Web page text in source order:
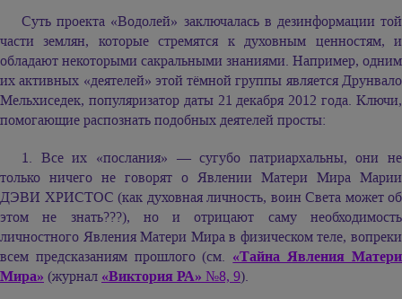
Суть проекта «Водолей» заключалась в дезинформации той
части землян, которые стремятся к духовным ценностям, и
обладают некоторыми сакральными знаниями. Например, одним
их активных «деятелей» этой тёмной группы является Друнвало
Мельхиседек, популяризатор даты 21 декабря 2012 года. Ключи,
помогающие распознать подобных деятелей просты:
1. Все их «послания» — сугубо патриархальны, они не
только ничего не говорят о Явлении Матери Мира Марии
ДЭВИ ХРИСТОС (как духовная личность, воин Света может об
этом не знать???), но и отрицают саму необходимость
личностного Явления Матери Мира в физическом теле, вопреки
всем предсказаниям прошлого (см. «Тайна Явления Матери
Мира» (журнал «Виктория РА» №8, 9).